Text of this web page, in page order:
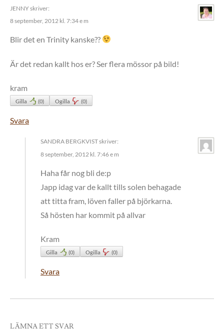
JENNYskriver:
8 september, 2012 kl. 7:34 e m
Blir det en Trinity kanske??
Är det redan kallt hos er? Ser flera mössor på bild!
kram
Gilla (0) Ogilla (0)
Svara
SANDRA BERGKVISTskriver:
8 september, 2012 kl. 7:46 e m
Haha får nog bli de:p
Japp idag var de kallt tills solen behagade
att titta fram, löven faller på björkarna.
Så hösten har kommit på allvar
Kram
Gilla (0) Ogilla (0)
Svara
LÄMNA ETT SVAR